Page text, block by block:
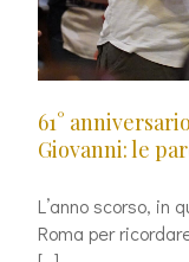
61°
Giovanni: le
L’anno scorso, in
Roma per